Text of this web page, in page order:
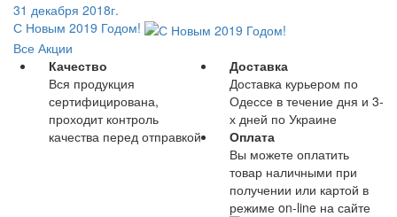
31 декабря 2018г.
С Новым 2019 Годом!
Все Акции
Качество
Вся продукция
сертифицирована,
проходит контроль
качества перед отправкой
Доставка
Доставка курьером по
Одессе в течение дня и 3-
х дней по Украине
Оплата
Вы можете оплатить
товар наличными при
получении или картой в
режиме on-line на сайте